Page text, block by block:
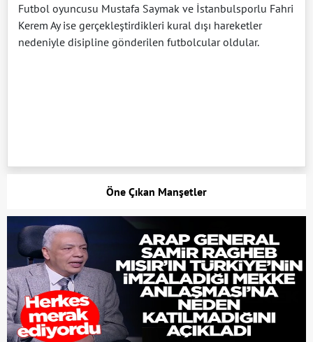
Futbol oyuncusu Mustafa Saymak ve İstanbulsporlu Fahri
Kerem Ay ise gerçekleştirdikleri kural dışı hareketler
nedeniyle disipline gönderilen futbolcular oldular.
Öne Çıkan Manşetler